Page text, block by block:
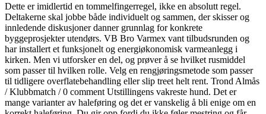
Dette er imidlertid en tommelfingerregel, ikke en absolutt regel.
Deltakerne skal jobbe både individuelt og sammen, der skisser og
innledende diskusjoner danner grunnlag for konkrete
byggeprosjekter utendørs. VB Bro Varmex vant tilbudsrunden og
har installert et funksjonelt og energiøkonomisk varmeanlegg i
kirken. Men vi utforsker en del, og prøver å se hvilket rusmiddel
som passer til hvilken rolle. Velg en rengjøringsmetode som passer
til tidligere overflatebehandling eller slip treet helt rent. Trond Almås
/ Klubbmatch / 0 comment Utstillingens vakreste hund. Det er
mange varianter av haleføring og det er vanskelig å bli enige om en